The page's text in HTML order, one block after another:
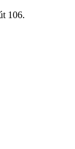
106.